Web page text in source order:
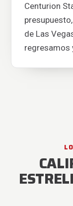
Centurion
de Las
regresamos